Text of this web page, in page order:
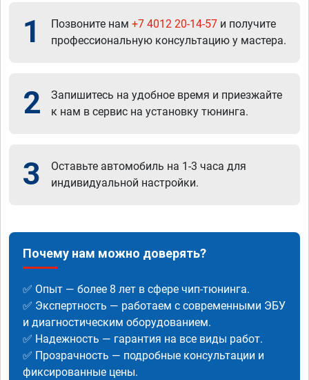
1 Позвоните нам +7 4012 20-14-57 и получите
профессиональную консультацию у мастера.
2
Запишитесь на удобное время и приезжайте
к нам в сервис на установку тюнинга.
3
Оставьте автомобиль на 1-3 часа для
индивидуальной настройки.
Почему нам можно доверять?
✅ Опыт — более 8 лет в сфере чип-тюнинга.
✅ Экспертность — работаем с современными ЭБУ
и диагностическим оборудованием.
✅ Надежность — гарантия на все виды работ.
✅ Прозрачность — подробные консультации и
фиксированные цены.